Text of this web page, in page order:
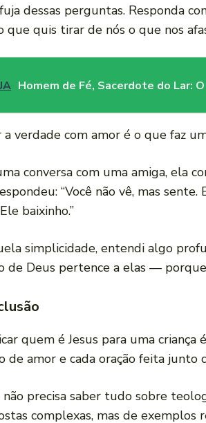
dessas perguntas. Responda
que quis tirar de nós o que nos
Homem de Fé, Sacerdote do Lar:
a verdade com amor é o que faz
conversa com uma amiga, ela
“Você não vê, mas
baixinho.”
simplicidade, entendi algo
de Deus pertence a elas —
quem é Jesus para uma
de amor e cada oração feita
não precisa saber tudo sobre
complexas, mas de exemplos